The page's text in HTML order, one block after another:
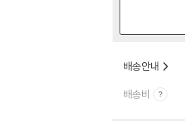
배송안내
배송비